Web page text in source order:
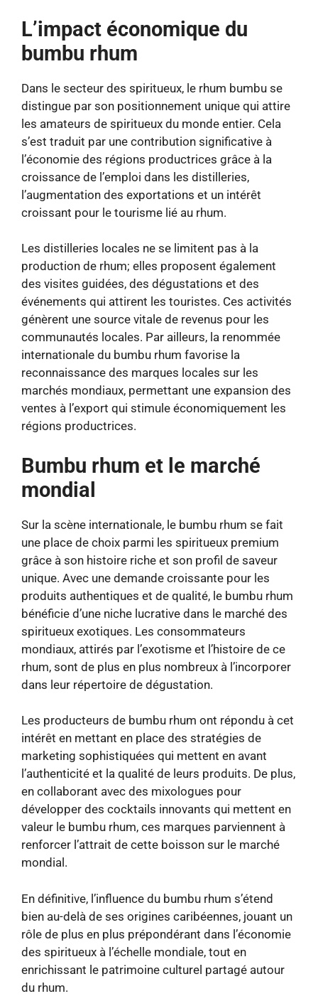
L’impact économique du
bumbu rhum
Dans le secteur des spiritueux, le rhum bumbu se
distingue par son positionnement unique qui attire
les amateurs de spiritueux du monde entier. Cela
s’est traduit par une contribution significative à
l’économie des régions productrices grâce à la
croissance de l’emploi dans les distilleries,
l’augmentation des exportations et un intérêt
croissant pour le tourisme lié au rhum.
Les distilleries locales ne se limitent pas à la
production de rhum; elles proposent également
des visites guidées, des dégustations et des
événements qui attirent les touristes. Ces activités
génèrent une source vitale de revenus pour les
communautés locales. Par ailleurs, la renommée
internationale du bumbu rhum favorise la
reconnaissance des marques locales sur les
marchés mondiaux, permettant une expansion des
ventes à l’export qui stimule économiquement les
régions productrices.
Bumbu rhum et le marché
mondial
Sur la scène internationale, le bumbu rhum se fait
une place de choix parmi les spiritueux premium
grâce à son histoire riche et son profil de saveur
unique. Avec une demande croissante pour les
produits authentiques et de qualité, le bumbu rhum
bénéficie d’une niche lucrative dans le marché des
spiritueux exotiques. Les consommateurs
mondiaux, attirés par l’exotisme et l’histoire de ce
rhum, sont de plus en plus nombreux à l’incorporer
dans leur répertoire de dégustation.
Les producteurs de bumbu rhum ont répondu à cet
intérêt en mettant en place des stratégies de
marketing sophistiquées qui mettent en avant
l’authenticité et la qualité de leurs produits. De plus,
en collaborant avec des mixologues pour
développer des cocktails innovants qui mettent en
valeur le bumbu rhum, ces marques parviennent à
renforcer l’attrait de cette boisson sur le marché
mondial.
En définitive, l’influence du bumbu rhum s’étend
bien au-delà de ses origines caribéennes, jouant un
rôle de plus en plus prépondérant dans l’économie
des spiritueux à l’échelle mondiale, tout en
enrichissant le patrimoine culturel partagé autour
du rhum.